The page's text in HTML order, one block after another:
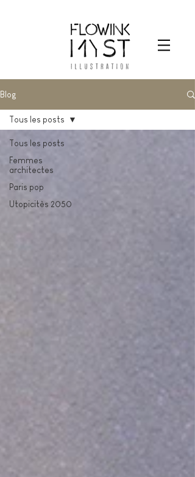
Blog
Tous les posts
Femmes
architectes
Paris pop
Utopicitès 2050
Tous les posts